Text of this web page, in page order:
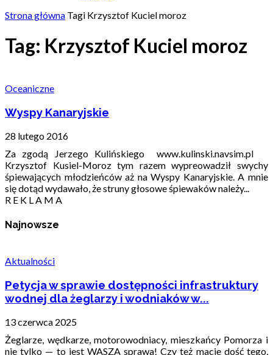
Strona główna Tagi Krzysztof Kuciel moroz
Tag: Krzysztof Kuciel moroz
Oceaniczne
Wyspy Kanaryjskie
28 lutego 2016
Za zgodą Jerzego Kulińskiego www.kulinski.navsim.pl
Krzysztof Kusiel-Moroz tym razem wypreowadził swychy
śpiewających młodzieńców aż na Wyspy Kanaryjskie. A mnie
się dotąd wydawało, że struny głosowe śpiewaków należy...
R E K L A M A
Najnowsze
Aktualności
Petycja w sprawie dostępności infrastruktury
wodnej dla żeglarzy i wodniaków w...
13 czerwca 2025
Żeglarze, wędkarze, motorowodniacy, mieszkańcy Pomorza i
nie tylko — to jest WASZA sprawa! Czy też macie dość tego,